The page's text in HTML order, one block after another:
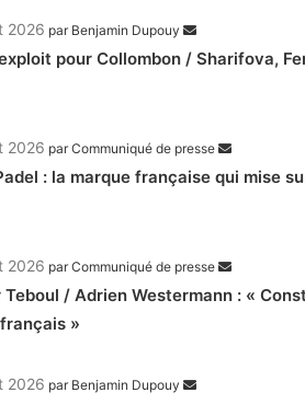
2026 par Benjamin Dupouy
pour Collombon / Sharifova,
2026 parCommuniqué de presse
: la marque française qui mise
2026 parCommuniqué de presse
/ Adrien Westermann : «
»
2026 par Benjamin Dupouy